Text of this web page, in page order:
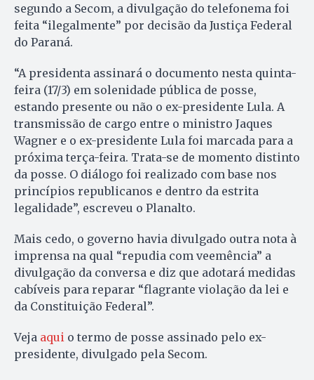
segundo a Secom, a divulgação do telefonema foi
feita “ilegalmente” por decisão da Justiça Federal
do Paraná.
“A presidenta assinará o documento nesta quinta-
feira (17/3) em solenidade pública de posse,
estando presente ou não o ex-presidente Lula. A
transmissão de cargo entre o ministro Jaques
Wagner e o ex-presidente Lula foi marcada para a
próxima terça-feira. Trata-se de momento distinto
da posse. O diálogo foi realizado com base nos
princípios republicanos e dentro da estrita
legalidade”, escreveu o Planalto.
Mais cedo, o governo havia divulgado outra nota à
imprensa na qual “repudia com veemência” a
divulgação da conversa e diz que adotará medidas
cabíveis para reparar “flagrante violação da lei e
da Constituição Federal”.
Veja aqui o termo de posse assinado pelo ex-
presidente, divulgado pela Secom.